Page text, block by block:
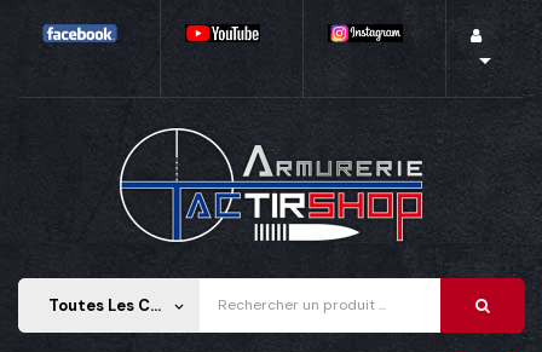

Toutes Les Catégories keyboard_arrow_down